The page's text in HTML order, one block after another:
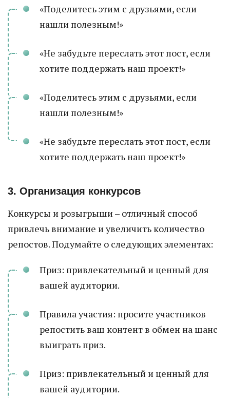
«Поделитесь этим с друзьями, если
нашли полезным!»
«Не забудьте переслать этот пост, если
хотите поддержать наш проект!»
«Поделитесь этим с друзьями, если
нашли полезным!»
«Не забудьте переслать этот пост, если
хотите поддержать наш проект!»
3. Организация конкурсов
Конкурсы и розыгрыши – отличный способ
привлечь внимание и увеличить количество
репостов. Подумайте о следующих элементах:
Приз: привлекательный и ценный для
вашей аудитории.
Правила участия: просите участников
репостить ваш контент в обмен на шанс
выиграть приз.
Приз: привлекательный и ценный для
вашей аудитории.